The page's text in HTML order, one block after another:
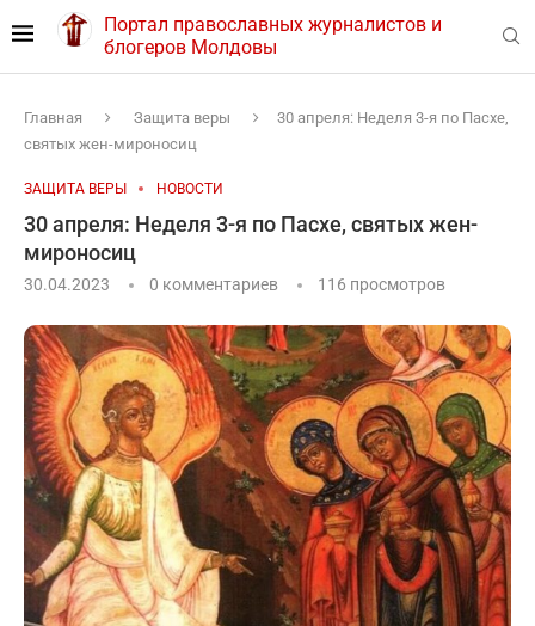
Портал православных журналистов и
блогеров Молдовы
Главная Защита веры
30 апреля: Неделя 3-я по Пасхе,
святых жен-мироносиц
ЗАЩИТА ВЕРЫ НОВОСТИ
30 апреля: Неделя 3-я по Пасхе, святых жен-
мироносиц
30.04.2023 0 комментариев 116 просмотров